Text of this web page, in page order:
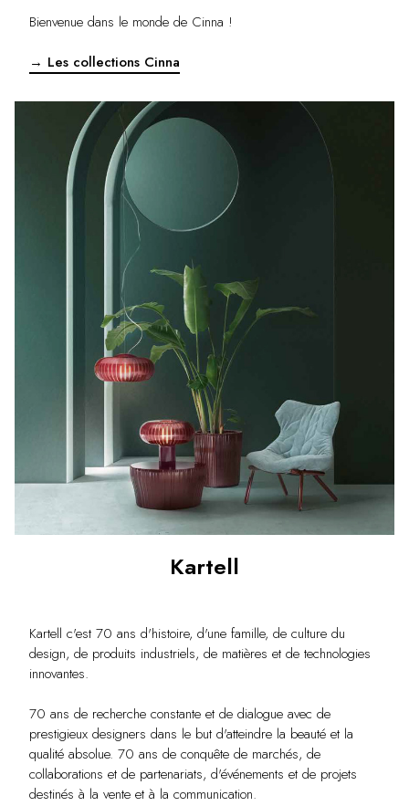
Bienvenue dans le monde de Cinna !
→ Les collections Cinna
Kartell
Kartell c'est 70 ans d'histoire, d'une famille, de culture du
design, de produits industriels, de matières et de technologies
innovantes.
70 ans de recherche constante et de dialogue avec de
prestigieux designers dans le but d'atteindre la beauté et la
qualité absolue. 70 ans de conquête de marchés, de
collaborations et de partenariats, d'événements et de projets
destinés à la vente et à la communication.